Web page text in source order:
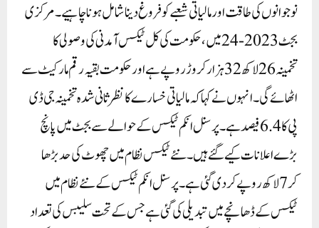
نوجوانوں کی طاقت اور مالیاتی شعبے کو فروغ دینا شامل ہونا چاہیے ۔مرکزی
بجٹ 2023-24میں، حکومت کی کل ٹیکس آمدنی کی وصولی کا
تخمینہ 26لاکھ 32ہزار کروڑ روپے ہے اور حکومت بقیہ رقم مارکیٹ سے
اٹھائے گی۔ انہوں نے کہا کہ مالیاتی خسارے کا نظرثانی شدہ تخمینہ جی ڈی
پی کا 6.4فیصد ہے ۔ پرسنل انکم ٹیکس کے حوالے سے بجٹ میں پانچ
بڑے اعلانات کیے گئے ہیں۔ نئے ٹیکس نظام میں چھوٹ کی حد بڑھا
کر 7لاکھ روپے کر دی گئی ہے ۔ پرسنل انکم ٹیکس کے نئے نظام میں
ٹیکس کے ڈھانچے میں تبدیلی کی گئی ہے جس کے تحت سلیبس کی تعداد